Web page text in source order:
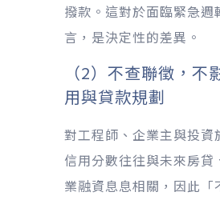
撥款。這對於面臨緊急週
言，是決定性的差異。
（2）不查聯徵，不
用與貸款規劃
對工程師、企業主與投資
信用分數往往與未來房貸
業融資息息相關，因此「